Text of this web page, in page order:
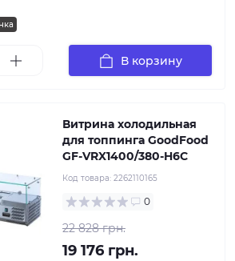
В корзину
Витрина холодильная
для топпинга GoodFood
GF-VRX1400/380-H6C
Код товара: 2262110165
0
22 828 грн.
19 176 грн.